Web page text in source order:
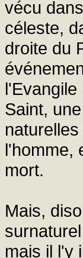
vécu
céleste,
droite du
Saint,
l'homme,
mort.
Mais,
mais il l'y